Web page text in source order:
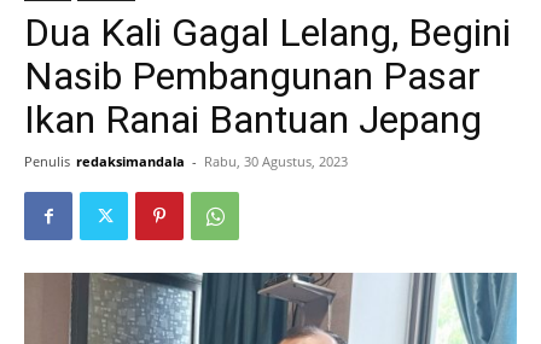
Dua Kali Gagal Lelang, Begini
Nasib Pembangunan Pasar
Ikan Ranai Bantuan Jepang
Penulis redaksimandala - Rabu, 30 Agustus, 2023